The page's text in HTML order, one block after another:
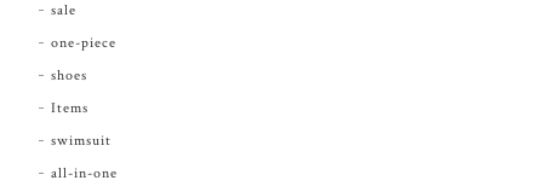
sale
one-piece
shoes
Items
swimsuit
all-in-one